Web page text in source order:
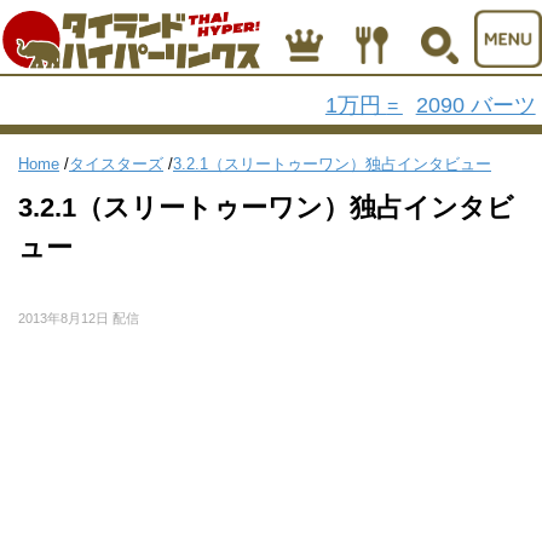
1万円 = 2090 バーツ
Home /タイスターズ /3.2.1（スリートゥーワン）独占インタビュー
3.2.1（スリートゥーワン）独占インタビ
ュー
2013年8月12日 配信